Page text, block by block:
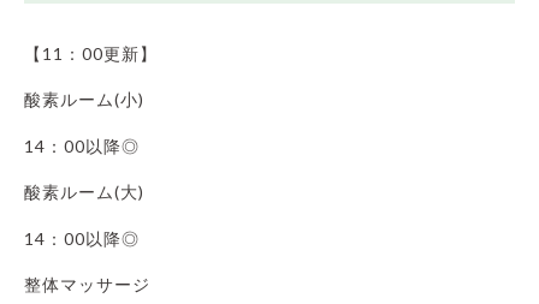
【11：00更新】
酸素ルーム(小)
14：00以降◎
酸素ルーム(大)
14：00以降◎
整体マッサージ